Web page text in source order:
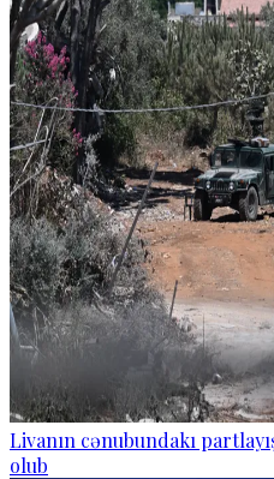
Livanın cənubundakı
olub